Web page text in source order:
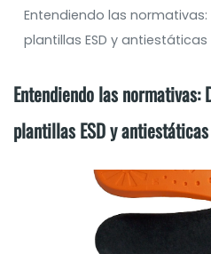
Entendiendo las
plantillas ESD y antiestáticas
Entendiendo las
plantillas ESD y antiestáticas